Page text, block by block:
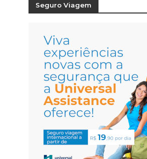
Seguro Viagem